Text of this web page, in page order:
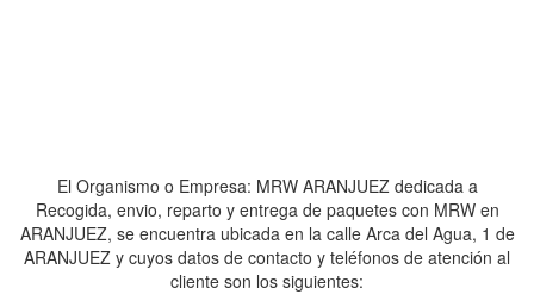
El Organismo o Empresa: MRW ARANJUEZ dedicada a
Recogida, envio, reparto y entrega de paquetes con MRW en
ARANJUEZ, se encuentra ubicada en la calle Arca del Agua, 1 de
ARANJUEZ y cuyos datos de contacto y teléfonos de atención al
cliente son los siguientes: